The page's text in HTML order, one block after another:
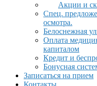
Акции и
Спец.
осмотра.
Белоснежная
Оплата
капиталом
Кредит и
Бонусная
Записаться на прием
Контакты